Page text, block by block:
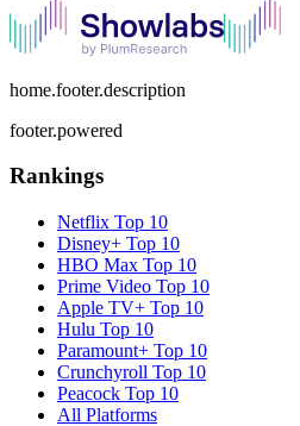
home.footer.description
footer.powered
Rankings
Netflix Top 10
Disney+ Top 10
HBO Max Top 10
Prime Video Top 10
Apple TV+ Top 10
Hulu Top 10
Paramount+ Top 10
Crunchyroll Top 10
Peacock Top 10
All Platforms